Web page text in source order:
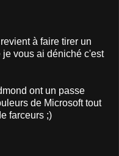
à faire tirer un
vous ai déniché c'est
ont un passe
de Microsoft tout
farceurs ;)